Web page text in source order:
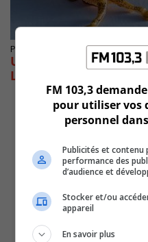
Publié le 31 août 2021 à 13h49
Un autre revers
Longueuil
FM 103,3
pour utiliser vos
personnel
Publicités et contenu
performance des
d’audience et
Stocker et/ou
appareil
En savoir plus